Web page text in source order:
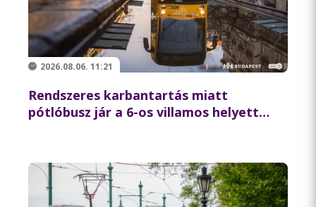
2026.08.06. 11:21
Rendszeres karbantartás miatt
pótlóbusz jár a 6-os villamos helyett